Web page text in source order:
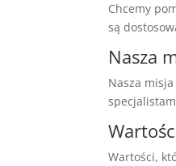
Chcemy
są
Nasza
Nasza
Wartości,